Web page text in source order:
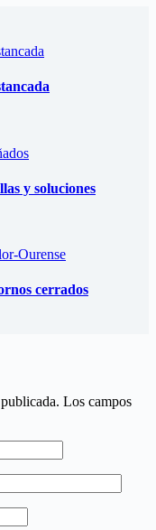
y soluciones
cerrados
Los campos